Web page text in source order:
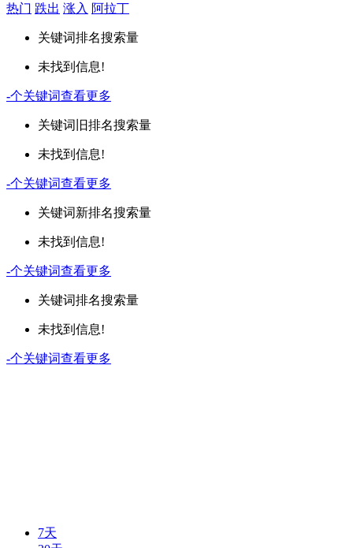
热门 跌出 涨入 阿拉丁
关键词排名搜索量
未找到信息!
-个关键词查看更多
关键词 旧排名搜索量
未找到信息!
-个关键词查看更多
关键词新排名搜索量
未找到信息!
-个关键词查看更多
关键词排名搜索量
未找到信息!
-个关键词查看更多
7天